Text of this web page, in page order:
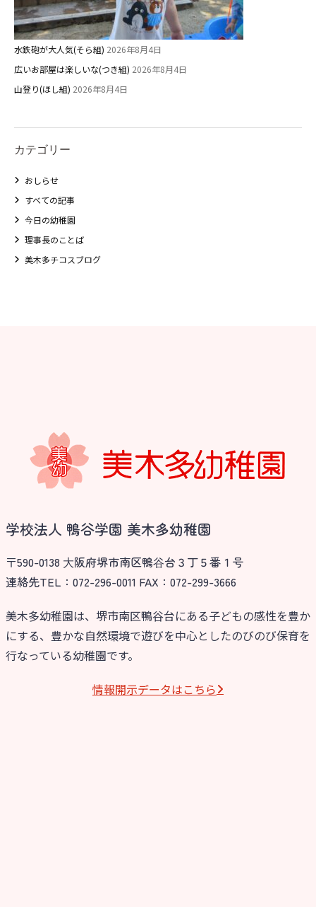
水鉄砲が大人気(そら組) 2026年8月4日
広いお部屋は楽しいな(つき組) 2026年8月4日
山登り(ほし組) 2026年8月4日
カテゴリー
おしらせ
すべての記事
今日の幼稚園
理事長のことば
美木多チコスブログ
学校法人 鴨谷学園 美木多幼稚園
〒590-0138 ⼤阪府堺市南区鴨⾕台３丁５番１号
連絡先TEL：072-296-0011 FAX：072-299-3666
美木多幼稚園は、堺市南区鴨谷台にある子どもの感性を豊か
にする、豊かな自然環境で遊びを中心としたのびのび保育を
行なっている幼稚園です。
情報開⽰データはこちら